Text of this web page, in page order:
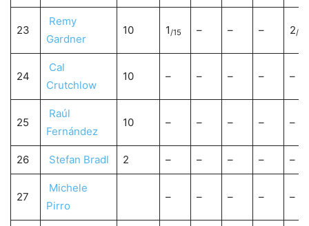
23
Remy
Gardner
10 1/15 – – – 2/14
24
Cal
Crutchlow
10 – – – – –
25
Raúl
Fernández
10 – – – – –
26 Stefan Bradl 2 – – – – –
27
Michele
Pirro
– – – – –